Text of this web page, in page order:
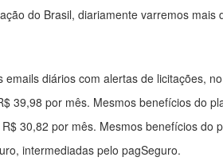
do Brasil, diariamente varremos
diários com alertas de licitações,
39,98 por mês. Mesmos benefícios do
30,82 por mês. Mesmos benefícios do
intermediadas pelo pagSeguro.